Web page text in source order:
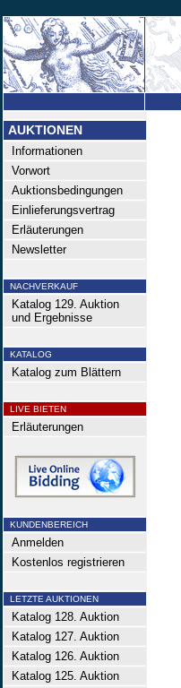
AUKTIONEN
Informationen
Vorwort
Auktionsbedingungen
Einlieferungsvertrag
Erläuterungen
Newsletter
NACHVERKAUF
Katalog 129. Auktion
und Ergebnisse
KATALOG
Katalog zum Blättern
LIVE BIETEN
Erläuterungen
KUNDENBEREICH
Anmelden
Kostenlos registrieren
LETZTE AUKTIONEN
Katalog 128. Auktion
Katalog 127. Auktion
Katalog 126. Auktion
Katalog 125. Auktion